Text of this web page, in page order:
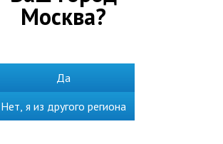
Москва?
Да
Нет, я из другого региона